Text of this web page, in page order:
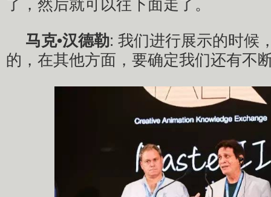
了，然后就可以往下面走了。
马克•汉德勒: 我们进行展示的时候
的，在其他方面，要确定我们还有不